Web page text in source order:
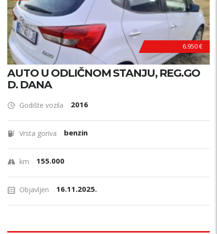
6.950 €
AUTO U ODLIČNOM STANJU, REG.GO
D. DANA
Godište vozila 2016
Vrsta goriva benzin
km 155.000
Objavljen 16.11.2025.